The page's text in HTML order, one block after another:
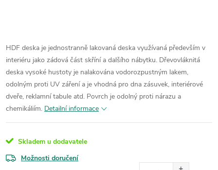
HDF deska je jednostranně lakovaná deska využívaná především v
interiéru jako zádová část skříní a dalšího nábytku. Dřevovláknitá
deska vysoké hustoty je nalakována vodorozpustným lakem,
odolným proti UV záření a je vhodná pro dna zásuvek, interiérové
dveře, reklamní tabule atd. Povrch je odolný proti nárazu a
chemikáliím. Detailní informace
Skladem u dodavatele
Možnosti doručení